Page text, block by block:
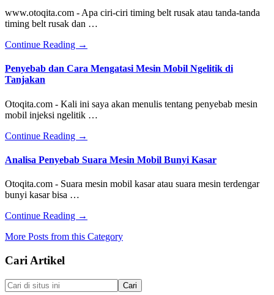
Mobil
Dihidupkan
www.otoqita.com - Apa ciri-ciri timing belt rusak atau tanda-tanda
timing belt rusak dan …
Continue Reading about
atau
Belt
Rusak
→
Penyebab dan Cara Mengatasi Mesin Mobil Ngelitik di
Tanjakan
Otoqita.com - Kali ini saya akan menulis tentang penyebab mesin
mobil injeksi ngelitik …
Continue Reading about
dan
Mengatasi
Mesin
Mobil
di
Tanjakan
→
Analisa Penyebab Suara Mesin Mobil Bunyi Kasar
Otoqita.com - Suara mesin mobil kasar atau suara mesin terdengar
bunyi kasar bisa …
Continue Reading about
Penyebab
Bunyi
Kasar
→
More Posts from this Category
Footer
Cari Artikel
Cari